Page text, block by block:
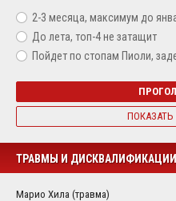
2-3 месяца, максимум до
До лета, топ-4 не затащит
Пойдет по стопам Пиоли,
ПОКАЗАТЬ
ТРАВМЫ И ДИСКВАЛИФИКАЦИИ
Марио Хила (травма)